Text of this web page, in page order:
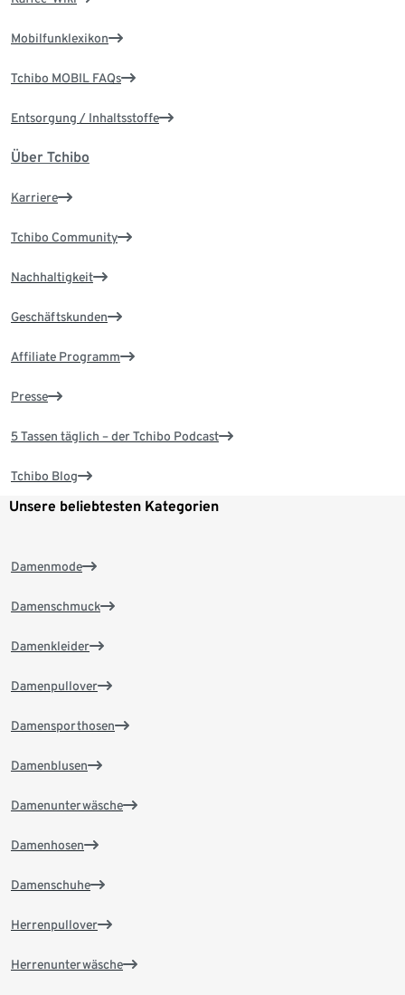
Mobilfunklexikon
Tchibo MOBIL FAQs
Entsorgung / Inhaltsstoffe
Über Tchibo
Karriere
Tchibo Community
Nachhaltigkeit
Geschäftskunden
Affiliate Programm
Presse
5 Tassen täglich – der Tchibo Podcast
Tchibo Blog
Unsere beliebtesten Kategorien
Damenmode
Damenschmuck
Damenkleider
Damenpullover
Damensporthosen
Damenblusen
Damenunterwäsche
Damenhosen
Damenschuhe
Herrenpullover
Herrenunterwäsche